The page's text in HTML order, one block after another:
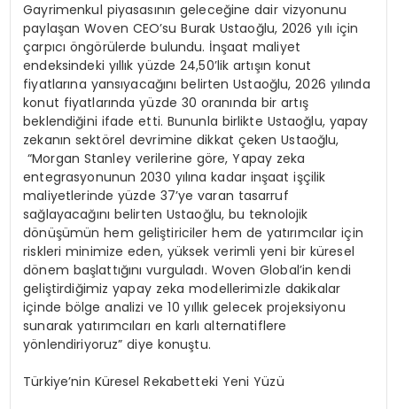
Gayrimenkul piyasasının geleceğine dair vizyonunu
paylaşanWoven CEO’su Burak Ustaoğlu, 2026 yılı için
çarpıcı öngörülerde bulundu. İnşaat maliyet
endeksindeki yıllık yüzde 24,50’lik artışın konut
fiyatlarına yansıyacağını belirten Ustaoğlu, 2026 yılında
konut fiyatlarında yüzde 30 oranında bir artış
beklendiğini ifade etti. Bununla birlikte Ustaoğlu, yapay
zekanın sektörel devrimine dikkat çekenUstaoğlu,
“Morgan Stanleyverilerine göre, Yapay zeka
entegrasyonunun 2030 yılına kadar inşaat işçilik
maliyetlerinde yüzde 37’ye varan tasarruf
sağlayacağını belirten Ustaoğlu, bu teknolojik
dönüşümün hem geliştiriciler hem de yatırımcılar için
riskleri minimize eden, yüksek verimli yeni bir küresel
dönem başlattığını vurguladı. Woven Global’in kendi
geliştirdiğimiz yapay zeka modellerimizle dakikalar
içinde bölge analizi ve 10 yıllık gelecek projeksiyonu
sunarak yatırımcıları en karlı alternatiflere
yönlendiriyoruz” diye konuştu.
Türkiye’nin Küresel Rekabetteki Yeni Yüzü